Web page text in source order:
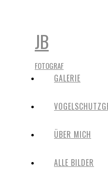
JB
FOTOGRAF
GALERIE
ÜBER MICH
ALLE BILDER